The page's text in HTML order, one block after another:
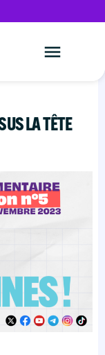
LA TÊTE